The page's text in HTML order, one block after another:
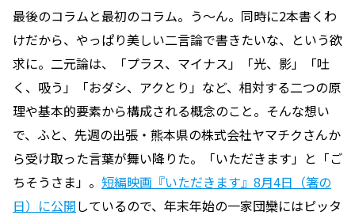
最後のコラムと最初のコラム。う〜ん。同時に2本書くわ
けだから、やっぱり美しい二言論で書きたいな、という欲
求に。二元論は、「プラス、マイナス」「光、影」「吐
く、吸う」「おダシ、アクとり」など、相対する二つの原
理や基本的要素から構成される概念のこと。そんな想い
で、ふと、先週の出張・熊本県の株式会社ヤマチクさんか
ら受け取った言葉が舞い降りた。「いただきます」と「ご
ちそうさま」。 短編映画『いただきます』8月4日（箸の
日）に公開しているので、年末年始の一家団欒にはピッタ